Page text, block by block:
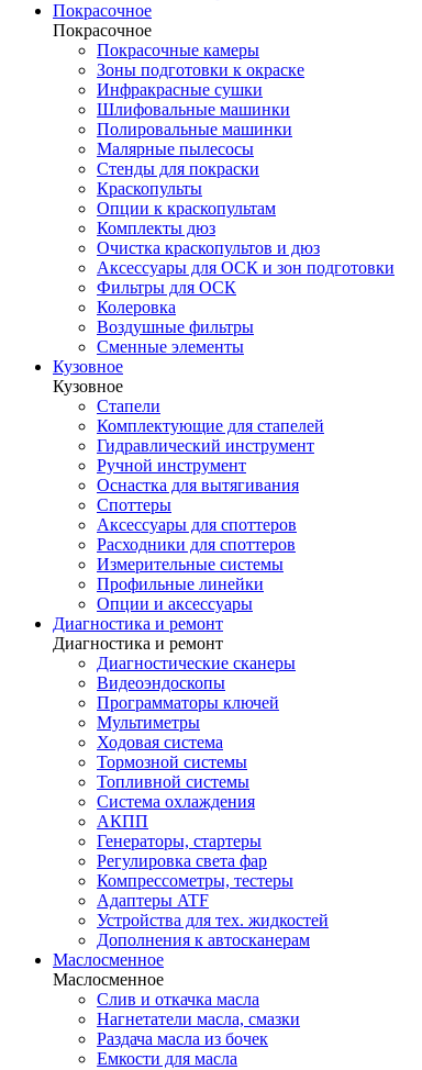
Покрасочное
Покрасочное
Покрасочные камеры
Зоны подготовки к окраске
Инфракрасные сушки
Шлифовальные машинки
Полировальные машинки
Малярные пылесосы
Стенды для покраски
Краскопульты
Опции к краскопультам
Комплекты дюз
Очистка краскопультов и дюз
Аксессуары для ОСК и зон подготовки
Фильтры для ОСК
Колеровка
Воздушные фильтры
Сменные элементы
Кузовное
Кузовное
Стапели
Комплектующие для стапелей
Гидравлический инструмент
Ручной инструмент
Оснастка для вытягивания
Споттеры
Аксессуары для споттеров
Расходники для споттеров
Измерительные системы
Профильные линейки
Опции и аксессуары
Диагностика и ремонт
Диагностика и ремонт
Диагностические сканеры
Видеоэндоскопы
Программаторы ключей
Мультиметры
Ходовая система
Тормозной системы
Топливной системы
Система охлаждения
АКПП
Генераторы, стартеры
Регулировка света фар
Компрессометры, тестеры
Адаптеры ATF
Устройства для тех. жидкостей
Дополнения к автосканерам
Маслосменное
Маслосменное
Слив и откачка масла
Нагнетатели масла, смазки
Раздача масла из бочек
Емкости для масла